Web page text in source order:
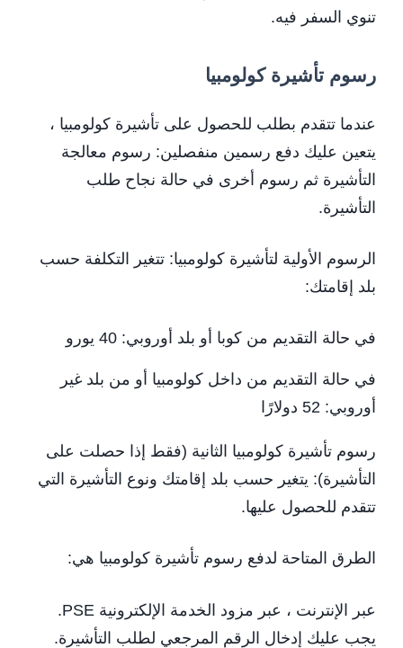
تنوي السفر فيه.
رسوم تأشيرة كولومبيا
عندما تتقدم بطلب للحصول على تأشيرة كولومبيا ،
يتعين عليك دفع رسمين منفصلين: رسوم معالجة
التأشيرة ثم رسوم أخرى في حالة نجاح طلب
التأشيرة.
الرسوم الأولية لتأشيرة كولومبيا: تتغير التكلفة حسب
بلد إقامتك:
في حالة التقديم من كوبا أو بلد أوروبي: 40 يورو
في حالة التقديم من داخل كولومبيا أو من بلد غير
أوروبي: 52 دولارًا
رسوم تأشيرة كولومبيا الثانية (فقط إذا حصلت على
التأشيرة): يتغير حسب بلد إقامتك ونوع التأشيرة التي
تتقدم للحصول عليها.
الطرق المتاحة لدفع رسوم تأشيرة كولومبيا هي:
عبر الإنترنت ، عبر مزود الخدمة الإلكترونية PSE.
يجب عليك إدخال الرقم المرجعي لطلب التأشيرة.